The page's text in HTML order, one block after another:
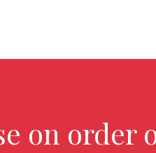
on order